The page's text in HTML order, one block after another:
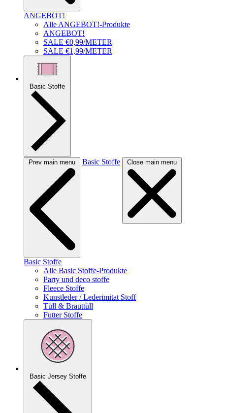
ANGEBOT!
Alle ANGEBOT!-Produkte
ANGEBOT!
SALE €0,99/METER
SALE €1,99/METER
Basic Stoffe
Prev main menu Basic Stoffe Close main menu
Basic Stoffe
Alle Basic Stoffe-Produkte
Party und deco stoffe
Fleece Stoffe
Kunstleder / Lederimitat Stoff
Tüll & Brauttüll
Futter Stoffe
Basic Jersey Stoffe